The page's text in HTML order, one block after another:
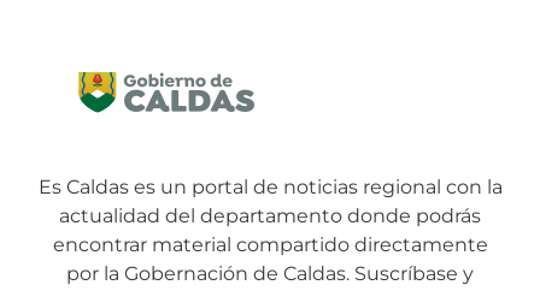
Es Caldas es un portal de noticias regional con la
actualidad del departamento donde podrás
encontrar material compartido directamente
por la Gobernación de Caldas. Suscríbase y